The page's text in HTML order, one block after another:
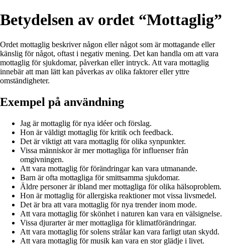
Betydelsen av ordet “Mottaglig”
Ordet mottaglig beskriver någon eller något som är mottagande eller
känslig för något, oftast i negativ mening. Det kan handla om att vara
mottaglig för sjukdomar, påverkan eller intryck. Att vara mottaglig
innebär att man lätt kan påverkas av olika faktorer eller yttre
omständigheter.
Exempel på användning
Jag är mottaglig för nya idéer och förslag.
Hon är väldigt mottaglig för kritik och feedback.
Det är viktigt att vara mottaglig för olika synpunkter.
Vissa människor är mer mottagliga för influenser från
omgivningen.
Att vara mottaglig för förändringar kan vara utmanande.
Barn är ofta mottagliga för smittsamma sjukdomar.
Äldre personer är ibland mer mottagliga för olika hälsoproblem.
Hon är mottaglig för allergiska reaktioner mot vissa livsmedel.
Det är bra att vara mottaglig för nya trender inom mode.
Att vara mottaglig för skönhet i naturen kan vara en välsignelse.
Vissa djurarter är mer mottagliga för klimatförändringar.
Att vara mottaglig för solens strålar kan vara farligt utan skydd.
Att vara mottaglig för musik kan vara en stor glädje i livet.